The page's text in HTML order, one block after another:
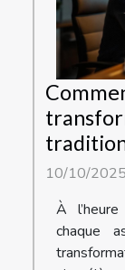
10/10/
À
chaque